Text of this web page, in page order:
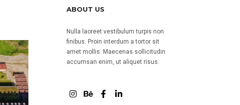
ABOUT US
Nulla laoreet vestibulum turpis non
finibus. Proin interdum a tortor sit
amet mollis. Maecenas sollicitudin
accumsan enim, ut aliquet risus.